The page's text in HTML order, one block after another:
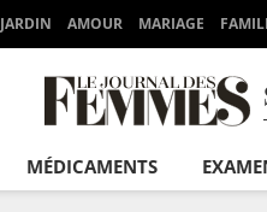
JARDIN AMOUR MARIAGE
MÉDICAMENTS